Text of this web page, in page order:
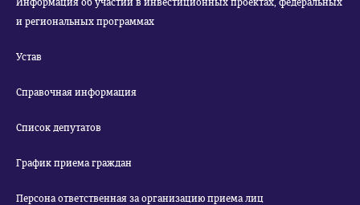
Информация об участии в инвестиционных проектах, федеральных
и региональных программах
Устав
Справочная информация
Список депутатов
График приема граждан
Персона ответственная за организацию приема лиц